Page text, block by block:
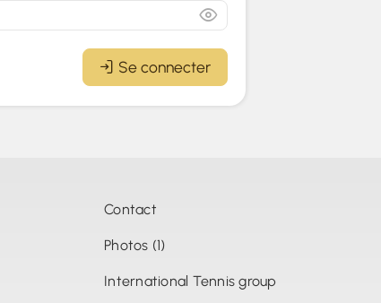
Se connecter
Contact
Photos (1)
International Tennis group